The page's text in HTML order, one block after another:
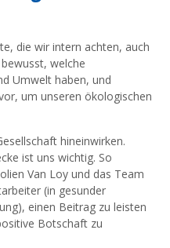
die wir intern achten, auch
welche
Umwelt haben, und
um unseren ökologischen
hineinwirken.
ist uns wichtig. So
Van Loy und das Team
(in gesunder
einen Beitrag zu leisten
Botschaft zu